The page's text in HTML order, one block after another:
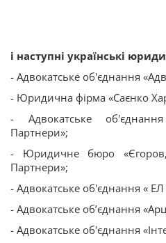
і наступні українські
- Адвокатське об'єднання
- Юридична фірма «Саєнко
- Адвокатське
Партнери»;
- Юридичне бюро «Єгоров,
Партнери»;
- Адвокатське об'єднання « ЕЛ
- Адвокатське об’єднання
- Адвокатське об'єднання